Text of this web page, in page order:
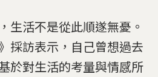
生活不是從此順遂無憂。
採訪表示，自己曾想過去
於對生活的考量與情感所